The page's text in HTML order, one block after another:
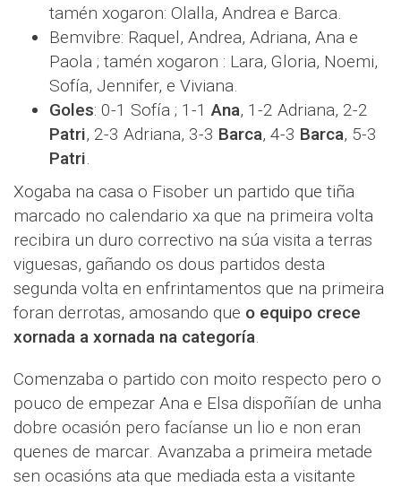
tamén xogaron: Olalla, Andrea e Barca.
Bemvibre: Raquel, Andrea, Adriana, Ana e
Paola ; tamén xogaron : Lara, Gloria, Noemi,
Sofía, Jennifer, e Viviana.
Goles: 0-1 Sofía ; 1-1 Ana, 1-2 Adriana, 2-2
Patri, 2-3 Adriana, 3-3 Barca, 4-3 Barca, 5-3
Patri
Xogaba na casa o Fisober un partido que tiña
marcado no calendario xa que na primeira volta
recibira un duro correctivo na súa visita a terras
viguesas, gañando os dous partidos desta
segunda volta en enfrintamentos que na primeira
foran derrotas, amosando que o equipo crece
xornada a xornada na categoría
Comenzaba o partido con moito respecto pero o
pouco de empezar Ana e Elsa dispoñían de unha
dobre ocasión pero facíanse un lio e non eran
quenes de marcar. Avanzaba a primeira metade
sen ocasións ata que mediada esta a visitante